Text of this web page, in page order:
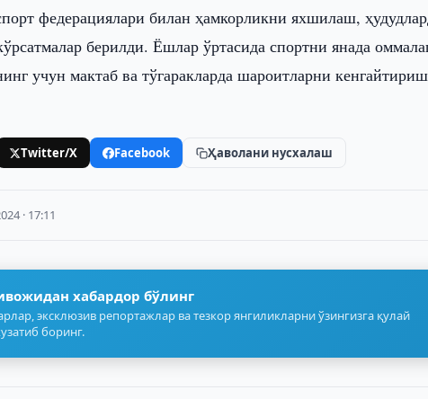
федерациялари билан ҳамкорликни яхшилаш,
берилди. Ёшлар ўртасида спортни янада
учун мактаб ва тўгаракларда шароитларни
Twitter/X Facebook Ҳаволани нусхалаш
· 17:11
хабардор бўлинг
эксклюзив репортажлар ва тезкор янгиликларни ўзингизга қулай
боринг.